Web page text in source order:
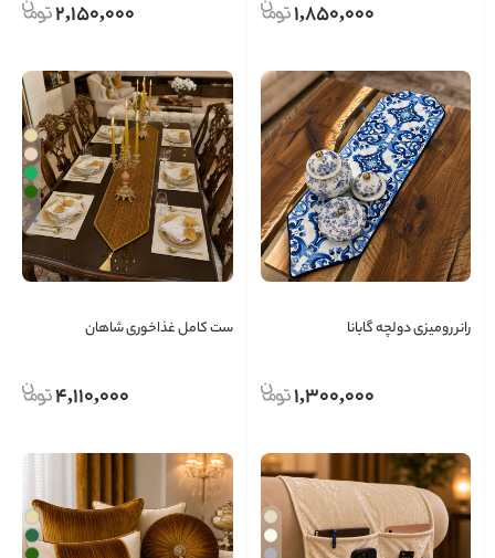
1,850,000
2,150,000
رانر رومیزی دولچه گابانا
1,300,000
+ 6
ست کامل غذاخوری شاهان
4,110,000